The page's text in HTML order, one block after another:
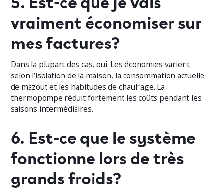
vraiment économiser sur
mes factures?
Dans la plupart des cas, oui. Les économies varient
selon l’isolation de la maison, la consommation actuelle
de mazout et les habitudes de chauffage. La
thermopompe réduit fortement les coûts pendant les
saisons intermédiaires.
6. Est-ce que le système
fonctionne lors de très
grands froids?